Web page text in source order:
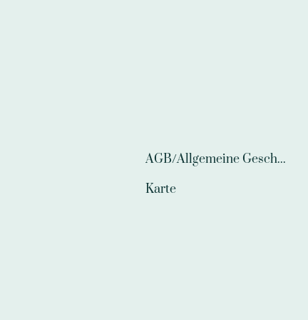
AGB/Allgemeine Geschäftsbedingungen
Karte